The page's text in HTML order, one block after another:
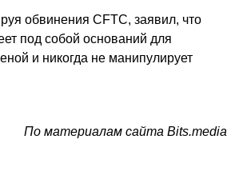
обвинения CFTC, заявил, что
под собой оснований для
и никогда не манипулирует
По материалам сайта Bits.media